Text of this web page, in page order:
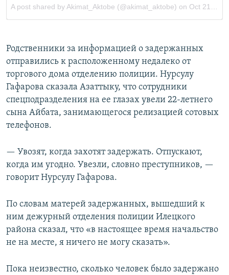
Родственники за информацией о задержанных
отправились к расположенному недалеко от
торгового дома отделению полиции. Нурсулу
Гафарова сказала Азаттыку, что сотрудники
спецподразделения на ее глазах увели 22-летнего
сына Айбата, занимающегося релизацией сотовых
телефонов.
— Увозят, когда захотят задержать. Отпускают,
когда им угодно. Увезли, словно преступников, —
говорит Нурсулу Гафарова.
По словам матерей задержанных, вышедший к
ним дежурный отделения полиции Илецкого
района сказал, что «в настоящее время начальство
не на месте, я ничего не могу сказать».
Пока неизвестно, сколько человек было задержано